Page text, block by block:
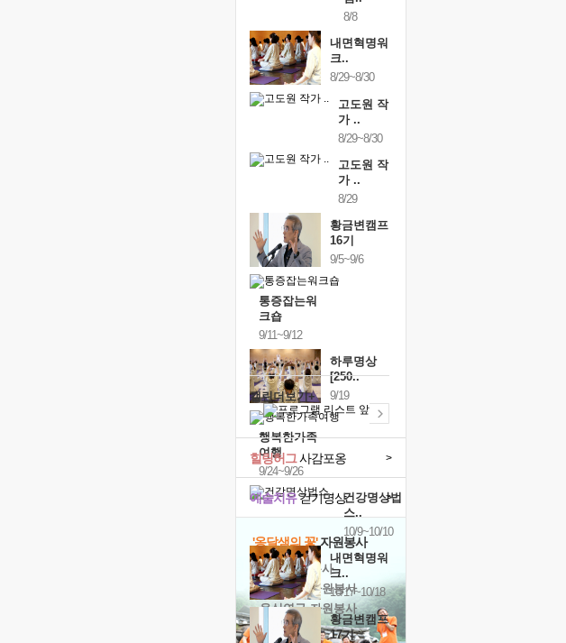
8/8
내면혁명워
크..
8/29~8/30
고도원 작
가 ..
8/29~8/30
고도원 작
가 ..
8/29
황금변캠프
16기
9/5~9/6
통증잡는워
크숍
9/11~9/12
하루명상
[250..
9/19
행복한가족
여행
9/24~9/26
건강명상법
스..
10/9~10/10
내면혁명워
크..
10/17~10/18
황금변캠프
17기
캘린더보기+
예술치유걷기명상 >
힐링허그사감포옹 >
'옹달샘의 꽃'자원봉사
· 청년 자원봉사
· 금빛청년 자원봉사
· 음식연구 자원봉사